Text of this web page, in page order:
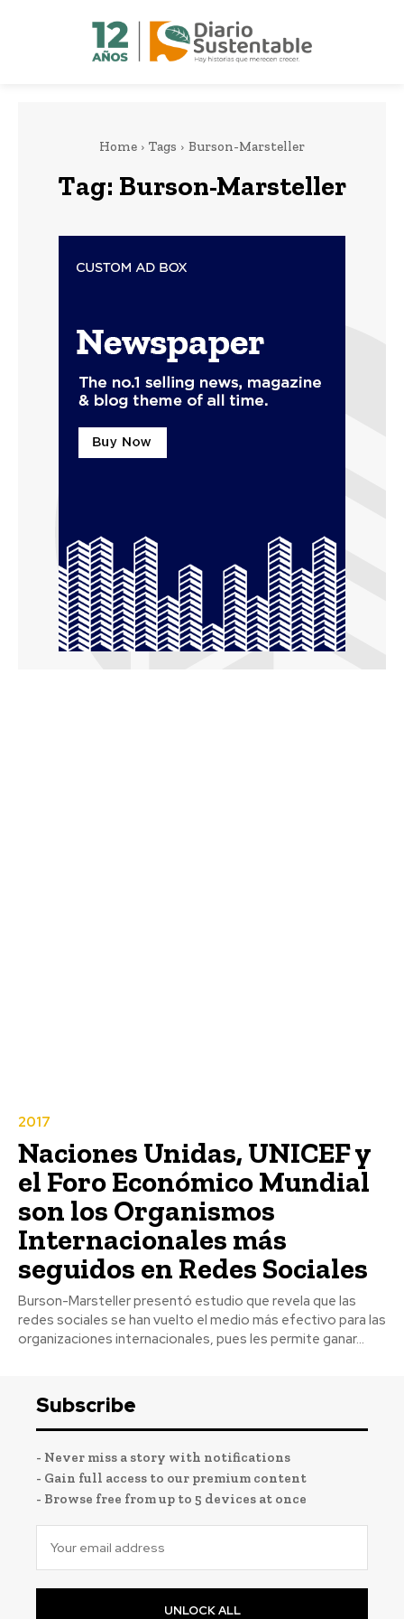
Home Tags Burson-Marsteller
Tag: Burson-Marsteller
2017
Naciones Unidas, UNICEF y
el Foro Económico Mundial
son los Organismos
Internacionales más
seguidos en Redes Sociales
Burson-Marsteller presentó estudio que revela que las
redes sociales se han vuelto el medio más efectivo para las
organizaciones internacionales, pues les permite ganar...
Subscribe
- Never miss a story with notifications
- Gain full access to our premium content
- Browse free from up to 5 devices at once
UNLOCK ALL